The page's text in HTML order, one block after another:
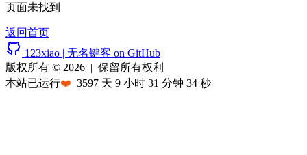
页面未找到
返回首页
123xiao | 无名键客 on GitHub
版权所有 © 2026 | 保留所有权利
本站已运行❤️ 3597 天 9 小时 31 分钟 34 秒